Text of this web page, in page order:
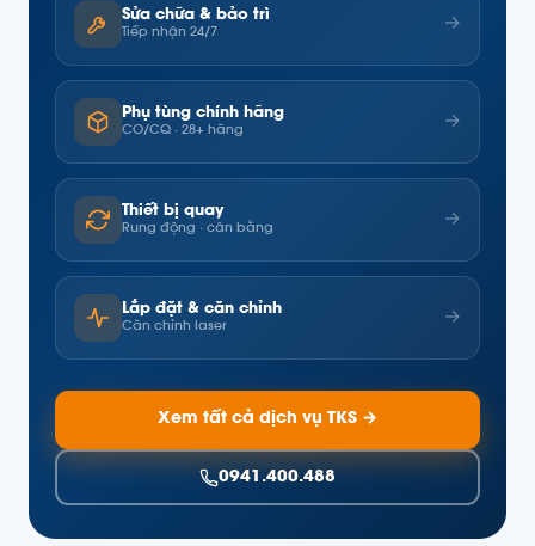
Sửa chữa & bảo trì
Tiếp nhận 24/7 →
Phụ tùng chính hãng
CO/CQ · 28+ hãng →
Thiết bị quay
Rung động · cân bằng →
Lắp đặt & căn chỉnh
Căn chỉnh laser →
Xem tất cả dịch vụ TKS →
0941.400.488